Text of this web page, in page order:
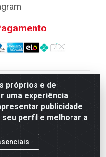
próprios e de
uma experiência
publicidade
perfil e melhorar a
Queiroz Comercio e
Lotes 39 e, 41 - Setor
DF - CEP 72.135-100 -
0001-80